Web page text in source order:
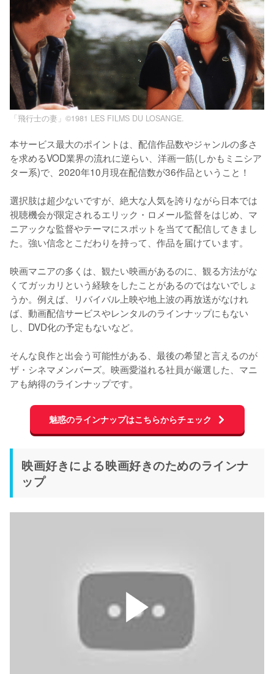
「飛行士の妻」©1981 LES FILMS DU LOSANGE.
本サービス最大のポイントは、配信作品数やジャンルの多さ
を求めるVOD業界の流れに逆らい、洋画一筋(しかもミニシア
ター系)で、2020年10月現在配信数が36作品ということ！
選択肢は超少ないですが、絶大な人気を誇りながら日本では
視聴機会が限定されるエリック・ロメール監督をはじめ、マ
ニアックな監督やテーマにスポットを当てて配信してきまし
た。強い信念とこだわりを持って、作品を届けています。
映画マニアの多くは、観たい映画があるのに、観る方法がな
くてガッカリという経験をしたことがあるのではないでしょ
うか。例えば、リバイバル上映や地上波の再放送がなけれ
ば、動画配信サービスやレンタルのラインナップにもない
し、DVD化の予定もないなど。
そんな良作と出会う可能性がある、最後の希望と言えるのが
ザ・シネマメンバーズ。映画愛溢れる社員が厳選した、マニ
アも納得のラインナップです。
魅惑のラインナップはこちらからチェック
映画好きによる映画好きのためのラインナ
ップ